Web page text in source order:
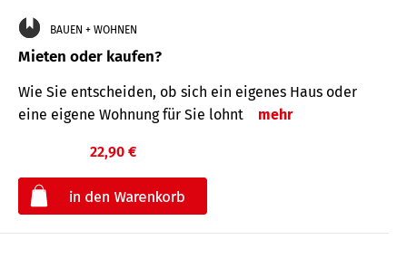
BAUEN + WOHNEN
Mieten oder kaufen?
Wie Sie entscheiden, ob sich ein eigenes Haus oder
eine eigene Wohnung für Sie lohnt
mehr
22,90 €